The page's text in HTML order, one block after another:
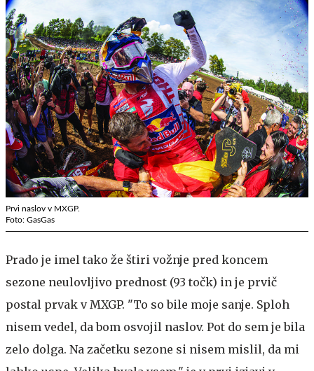
Prvi naslov v MXGP.
Foto: GasGas
Prado je imel tako že štiri vožnje pred koncem
sezone neulovljivo prednost (93 točk) in je prvič
postal prvak v MXGP. "To so bile moje sanje. Sploh
nisem vedel, da bom osvojil naslov. Pot do sem je bila
zelo dolga. Na začetku sezone si nisem mislil, da mi